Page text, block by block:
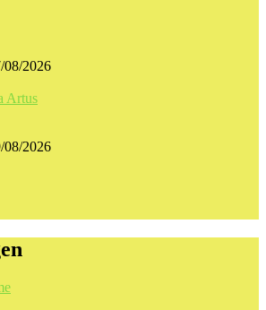
08/2026
Artus
08/2026